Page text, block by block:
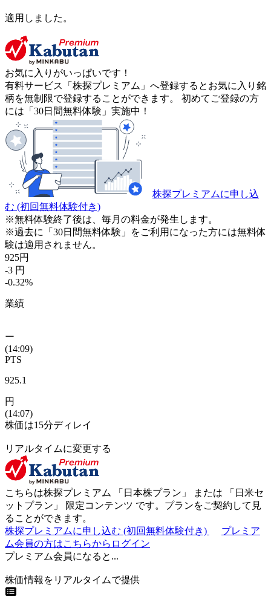
適用しました。
お気に入りがいっぱいです！
有料サービス「株探プレミアム」へ登録するとお気に入り銘
柄を無制限で登録することができます。 初めてご登録の方
には「30日間無料体験」実施中！
株探プレミアムに申し込
む (初回無料体験付き)
※無料体験終了後は、毎月の料金が発生します。
※過去に「30日間無料体験」をご利用になった方には無料体
験は適用されません。
925円
-3 円
-0.32%
業績
ー
(14:09)
PTS
925.1
円
(14:07)
株価は15分ディレイ
リアルタイムに変更する
こちらは株探プレミアム 「 日本株プラン 」 または 「 日米セ
ットプラン 」 限定コンテンツ です。プランをご契約して見
ることができます。
株探プレミアムに申し込む (初回無料体験付き)
プレミア
ム会員の方はこちらからログイン
プレミアム会員になると...
株価情報をリアルタイムで提供